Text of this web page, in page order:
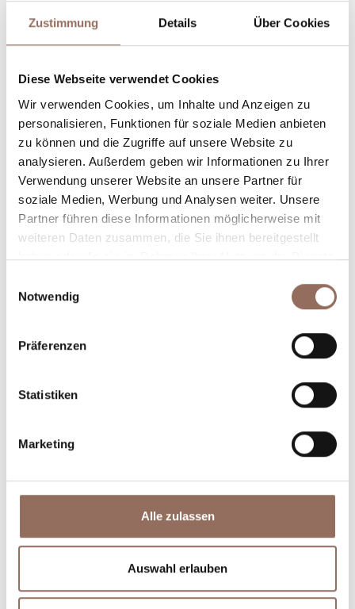
Zustimmung Details Über Cookies
Diese Webseite verwendet Cookies
Wir verwenden Cookies, um Inhalte und Anzeigen zu
personalisieren, Funktionen für soziale Medien anbieten
zu können und die Zugriffe auf unsere Website zu
analysieren. Außerdem geben wir Informationen zu Ihrer
Verwendung unserer Website an unsere Partner für
soziale Medien, Werbung und Analysen weiter. Unsere
Partner führen diese Informationen möglicherweise mit
weiteren Daten zusammen, die Sie ihnen bereitgestellt
haben oder die sie im Rahmen Ihrer Nutzung der Dienste
Notwendig
Präferenzen
Statistiken
Marketing
Alle zulassen
Auswahl erlauben
Beds number:
Dein Urlaub
Plane, wo du übernachtest und isst, was du in jedem
Winkel des Langhe Monferrato Roero unternehmen
willst, mit einem Blick aufs Wetter in Echtzeit.
Unterkünfte
Essen und
Incoming-
Dienste